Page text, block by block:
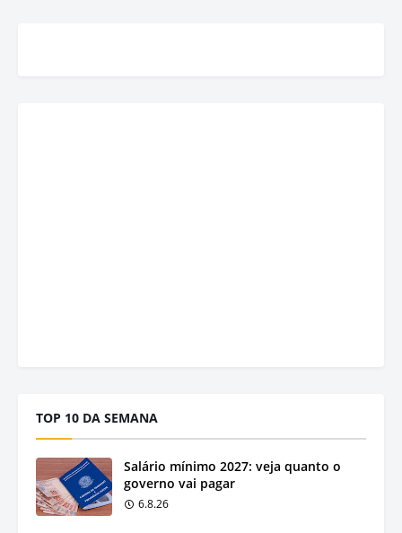
TOP 10 DA SEMANA
Salário mínimo 2027: veja quanto o
governo vai pagar
6.8.26